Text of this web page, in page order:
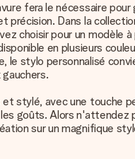
fera le nécessaire pour
précision. Dans la
choisir pour un modèle à
en plusieurs
le stylo personnalisé
et stylé, avec une touche
goûts. Alors n'attendez
sur un magnifique